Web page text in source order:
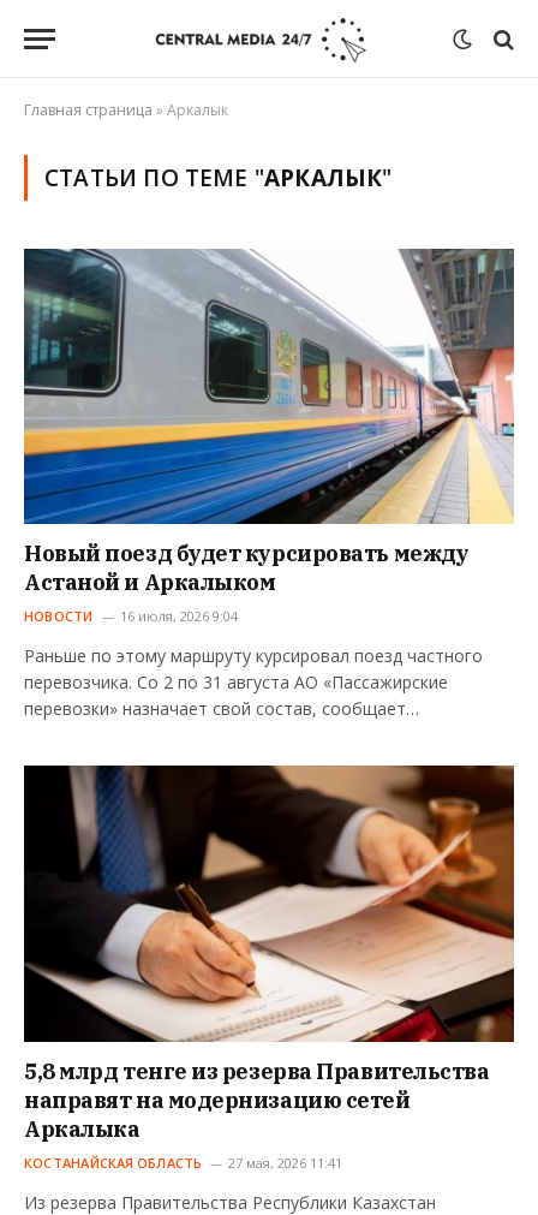
Главная страница »Аркалык
СТАТЬИ ПО ТЕМЕ "АРКАЛЫК"
Новый поезд будет курсировать между
Астаной и Аркалыком
НОВОСТИ 16 июля, 2026 9:04
Раньше по этому маршруту курсировал поезд частного
перевозчика. Со 2 по 31 августа АО «Пассажирские
перевозки» назначает свой состав, сообщает…
5,8 млрд тенге из резерва Правительства
направят на модернизацию сетей
Аркалыка
КОСТАНАЙСКАЯ ОБЛАСТЬ 27 мая, 2026 11:41
Из резерва Правительства Республики Казахстан